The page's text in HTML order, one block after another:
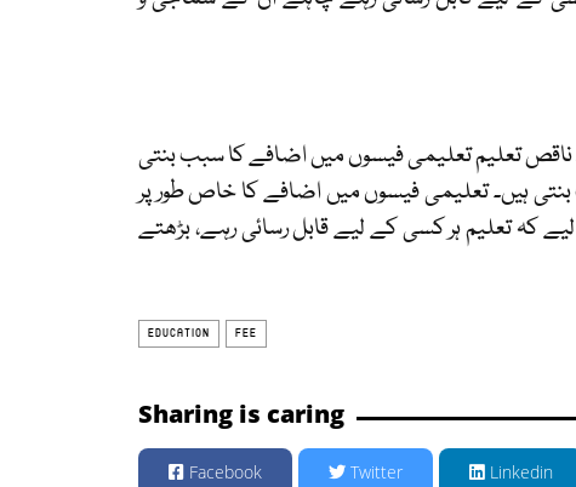
ناقص تعلیم تعلیمی فیسوں میں اضافے کا سبب بنتی
ہیں۔ تعلیمی فیسوں میں اضافے کا خاص طور پر
کہ تعلیم ہر کسی کے لیے قابل رسائی رہے، بڑھتے
EDUCATION FEE
Sharing is caring
Facebook Twitter Linkedin